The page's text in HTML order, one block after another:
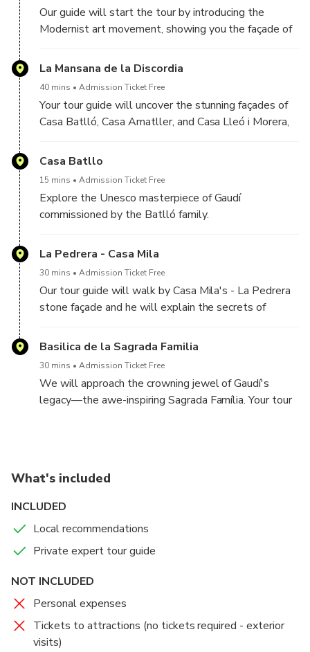
Our guide will start the tour by introducing the
Modernist art movement, showing you the façade of
and 1891.
La Mansana de la Discordia
40 mins Admission Ticket Free
Your tour guide will uncover the stunning façades of
Casa Batlló, Casa Amatller, and Casa Lleó i Morera,
visions and the creative world of Gaudí and his
Casa Batllo
15 mins Admission Ticket Free
Explore the Unesco masterpiece of Gaudí
commissioned by the Batlló family.
La Pedrera - Casa Mila
30 mins Admission Ticket Free
Our tour guide will walk by Casa Mila's - La Pedrera
stone façade and he will explain the secrets of
Basilica de la Sagrada Familia
30 mins Admission Ticket Free
We will approach the crowning jewel of Gaudí's
legacy—the awe-inspiring Sagrada Família. Your tour
What's included
INCLUDED
Local recommendations
Private expert tour guide
NOT INCLUDED
Personal expenses
Tickets to attractions (no tickets required - exterior
visits)